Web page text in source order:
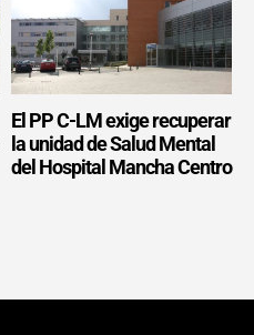
El PP C-LM exige recuperar
la unidad de Salud Mental
del Hospital Mancha Centro